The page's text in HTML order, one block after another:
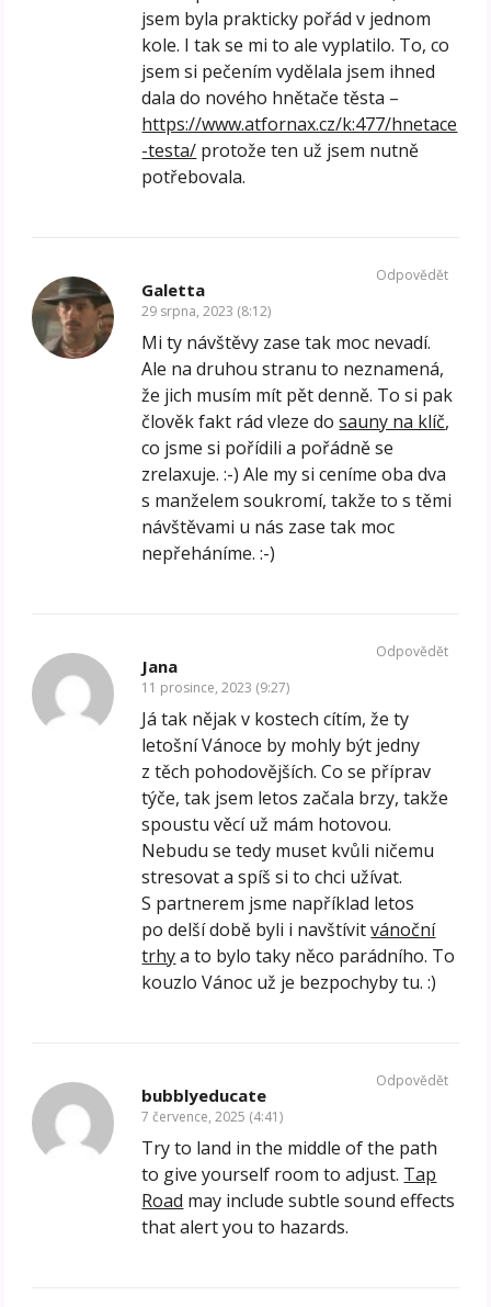
jsem byla prakticky pořád v jednom
kole. I tak se mi to ale vyplatilo. To, co
jsem si pečením vydělala jsem ihned
dala do nového hnětače těsta –
https://www.atfornax.cz/k:477/hnetace
-testa/ protože ten už jsem nutně
potřebovala.
Galetta
29 srpna, 2023 (8:12)
Mi ty návštěvy zase tak moc nevadí.
Ale na druhou stranu to neznamená,
že jich musím mít pět denně. To si pak
člověk fakt rád vleze dosauny na klíč,
co jsme si pořídili a pořádně se
zrelaxuje. :-) Ale my si ceníme oba dva
s manželem soukromí, takže to s těmi
návštěvami u nás zase tak moc
nepřeháníme. :-)
Odpovědět
Jana
11 prosince, 2023 (9:27)
Já tak nějak v kostech cítím, že ty
letošní Vánoce by mohly být jedny
z těch pohodovějších. Co se příprav
týče, tak jsem letos začala brzy, takže
spoustu věcí už mám hotovou.
Nebudu se tedy muset kvůli ničemu
stresovat a spíš si to chci užívat.
S partnerem jsme například letos
po delší době byli i navštívitvánoční
trhya to bylo taky něco parádního. To
kouzlo Vánoc už je bezpochyby tu. :)
Odpovědět
bubblyeducate
7 července, 2025 (4:41)
Try to land in the middle of the path
to give yourself room to adjust. Tap
Road may include subtle sound effects
that alert you to hazards.
Odpovědět